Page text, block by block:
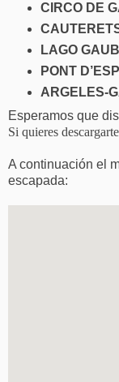
CIRCO DE
LAGO
PONT
ARGELES-
Esperamos que
Si quieres
A continuación el
escapada: